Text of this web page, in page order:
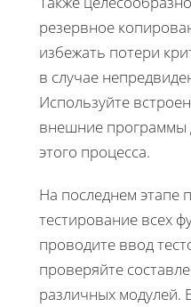
резервное
избежать потери
в случае
Используйте
внешние программы
этого процесса.
На последнем этапе
тестирование всех
проводите ввод
проверяйте
различных модулей.